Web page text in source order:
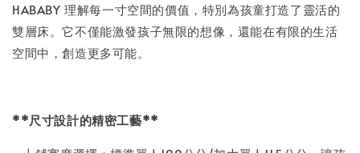
HABABY 理解每一寸空間的價值，特別為孩童打造了靈活的
雙層床。它不僅能激發孩子無限的想像，還能在有限的生活
空間中，創造更多可能。
**尺寸設計的精密工藝**